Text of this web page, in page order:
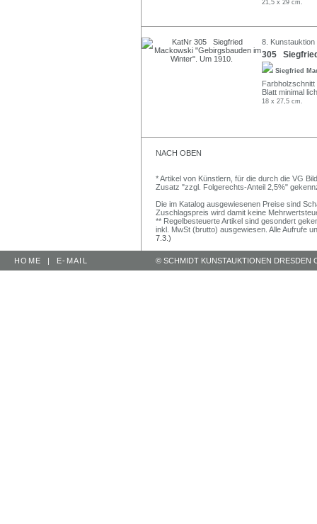
21,5 x 29 cm.
8.
305
Siegfried
Blatt minimal
18 x 27,5 cm.
NACH OBEN
* Artikel von Künstlern, für die durch die VG
Zusatz "zzgl. Folgerechts-Anteil 2,5%"
Die im Katalog ausgewiesenen Preise sind
Zuschlagspreis wird damit keine
** Regelbesteuerte Artikel sind gesondert
inkl. MwSt (brutto) ausgewiesen. Alle Aufrufe
7.3.)
HOME | E-MAIL © SCHMIDT KUNSTAUKTIONEN DRESDEN